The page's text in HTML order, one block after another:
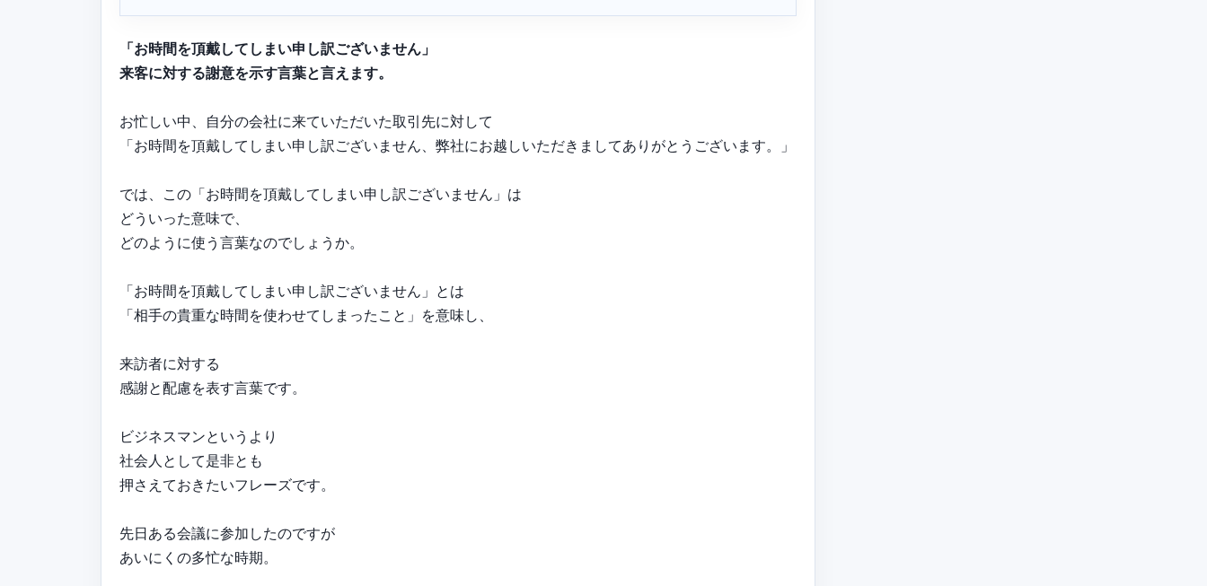
「お時間を頂戴してしまい申し訳ございません」
来客に対する謝意を示す言葉と言えます。
お忙しい中、自分の会社に来ていただいた取引先に対して
「お時間を頂戴してしまい申し訳ございません、弊社にお越しいただきましてありがとうございます。」
では、この「お時間を頂戴してしまい申し訳ございません」は
どういった意味で、
どのように使う言葉なのでしょうか。
「お時間を頂戴してしまい申し訳ございません」とは
「相手の貴重な時間を使わせてしまったこと」を意味し、
来訪者に対する
感謝と配慮を表す言葉です。
ビジネスマンというより
社会人として是非とも
押さえておきたいフレーズです。
先日ある会議に参加したのですが
あいにくの多忙な時期。